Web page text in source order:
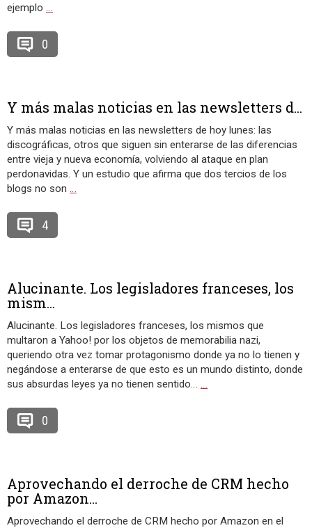
ejemplo …
0
Y más malas noticias en las newsletters d...
Y más malas noticias en las newsletters de hoy lunes: las
discográficas, otros que siguen sin enterarse de las diferencias
entre vieja y nueva economía, volviendo al ataque en plan
perdonavidas. Y un estudio que afirma que dos tercios de los
blogs no son …
4
Alucinante. Los legisladores franceses, los
mism...
Alucinante. Los legisladores franceses, los mismos que
multaron a Yahoo! por los objetos de memorabilia nazi,
queriendo otra vez tomar protagonismo donde ya no lo tienen y
negándose a enterarse de que esto es un mundo distinto, donde
sus absurdas leyes ya no tienen sentido… …
0
Aprovechando el derroche de CRM hecho
por Amazon...
Aprovechando el derroche de CRM hecho por Amazon en el